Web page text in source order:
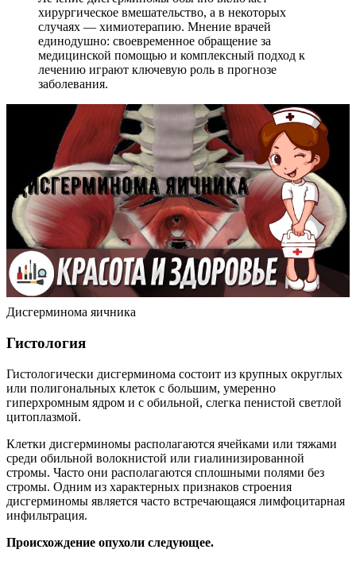
хирургическое вмешательство, а в некоторых
случаях — химиотерапию. Мнение врачей
единодушно: своевременное обращение за
медицинской помощью и комплексный подход к
лечению играют ключевую роль в прогнозе
заболевания.
Дисгерминома яичника
Гистология
Гистологически дисгерминома состоит из крупных округлых
или полигональных клеток с большим, умеренно
гиперхромным ядром и с обильной, слегка пенистой светлой
цитоплазмой.
Клетки дисгерминомы располагаются ячейками или тяжами
среди обильной волокнистой или гиалинизированной
стромы. Часто они располагаются сплошными полями без
стромы. Одним из характерных признаков строения
дисгерминомы является часто встречающаяся лимфоцитарная
инфильтрация.
Происхождение опухоли следующее.